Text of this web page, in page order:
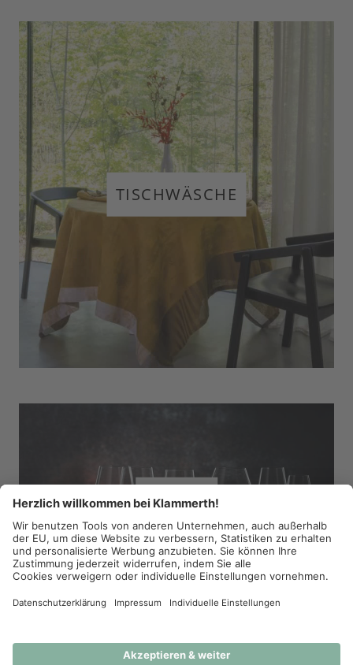
TISCHWÄSCHE
GLÄSER
INSPIRATION IN IHREM POSTFACH